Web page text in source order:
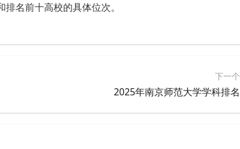
名前十高校的具体位次。
下一个
2025年南京师范大学学科排名